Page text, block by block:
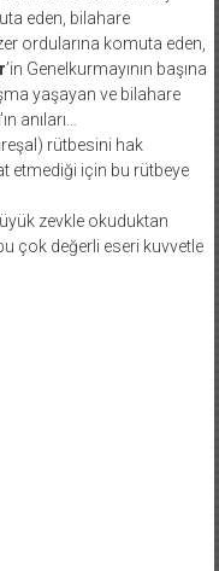
eden, bilahare
ordularına komuta eden,
’in Genelkurmayının başına
yaşayan ve bilahare
anıları…
rütbesini hak
etmediği için bu rütbeye
zevkle okuduktan
çok değerli eseri kuvvetle